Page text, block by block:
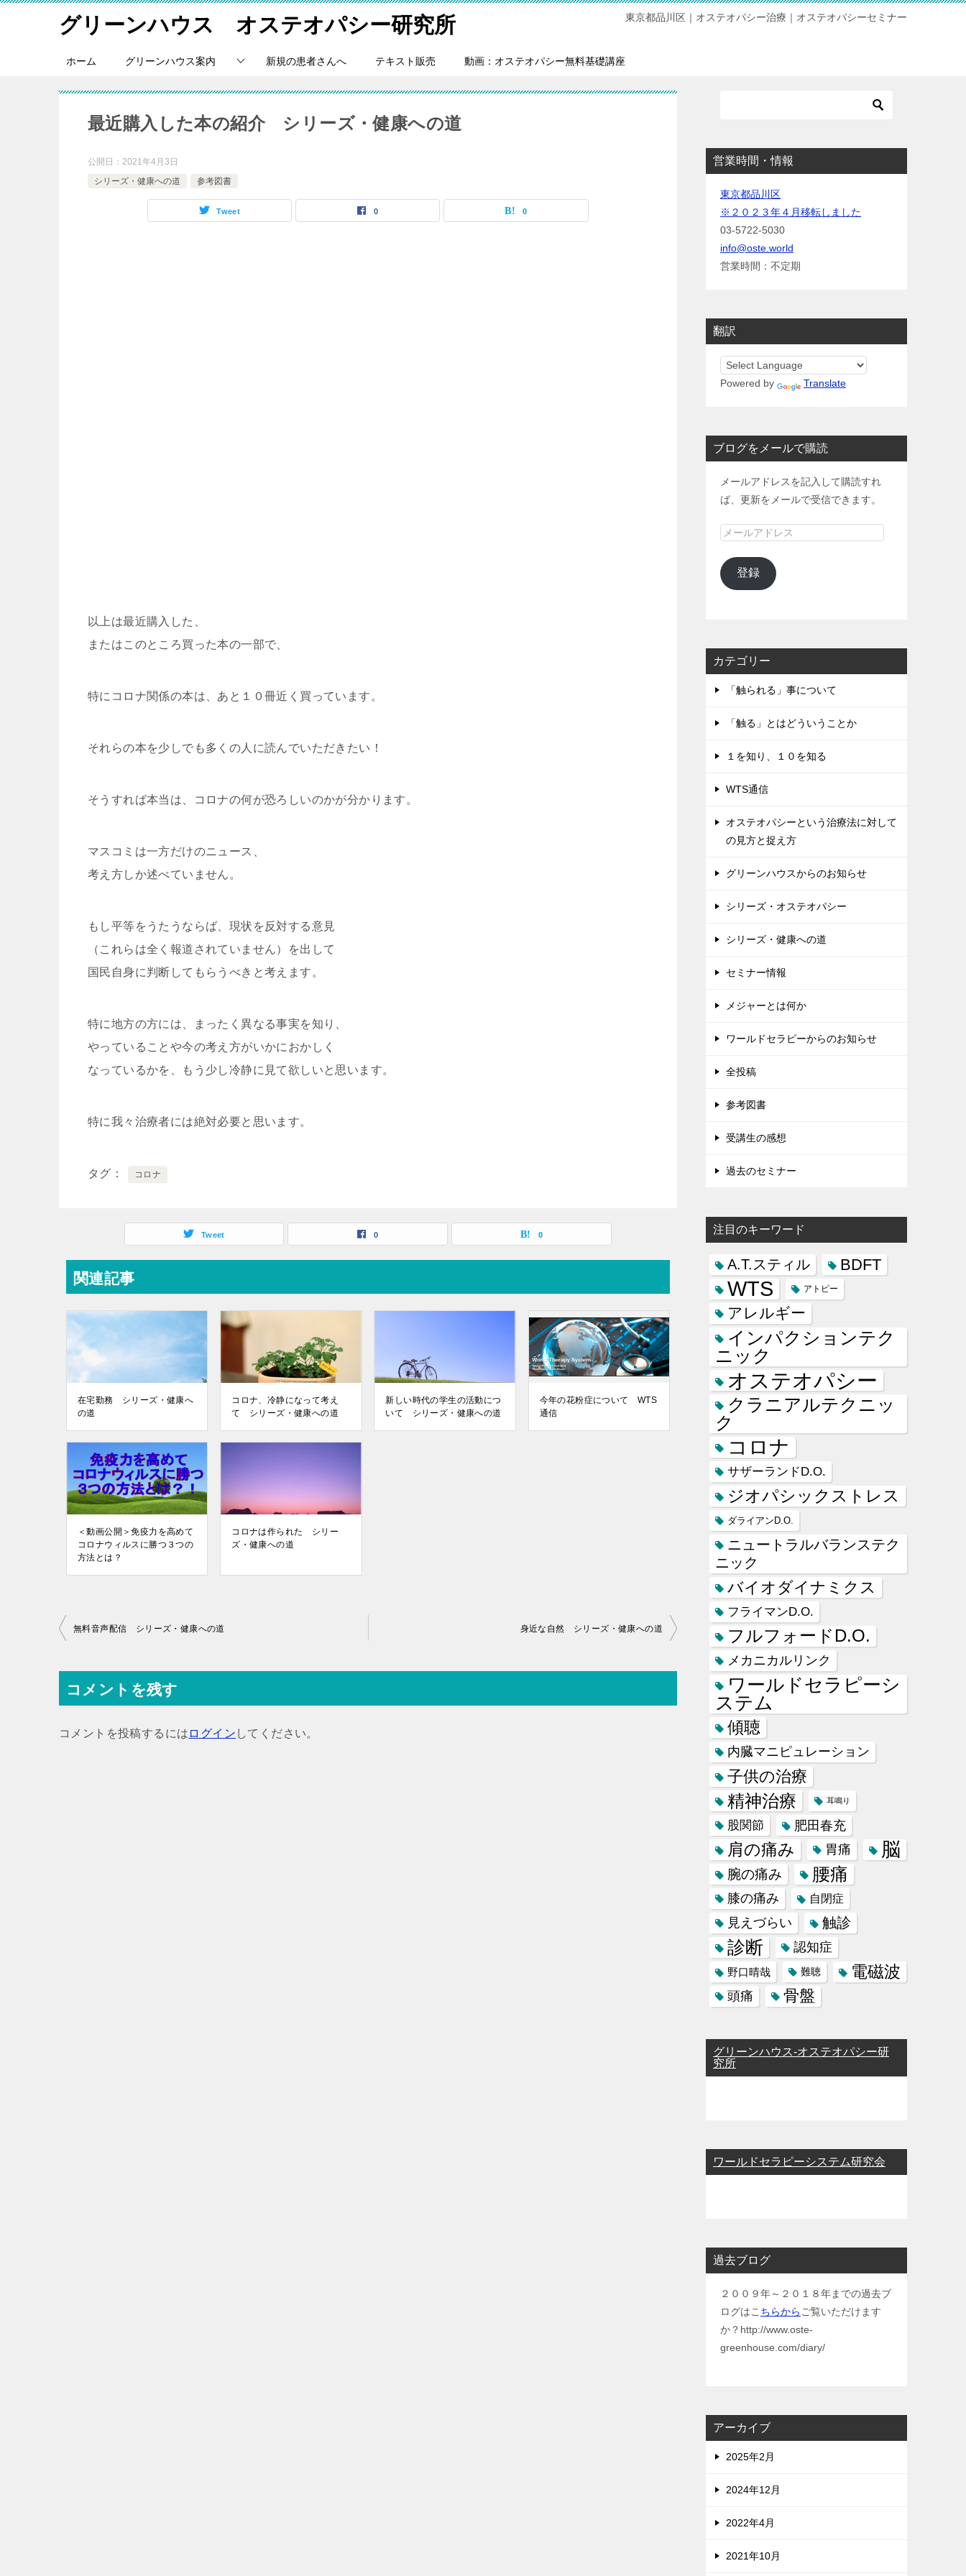
グリーンハウス オステオパシー研究所 東京都品川区｜オステオパシー治療｜オステオパシーセミナー
ホーム グリーンハウス案内 新規の患者さんへ テキスト販売 動画：オステオパシー無料基礎講座
最近購入した本の紹介 シリーズ・健康への道
公開日： 2021年4月3日
シリーズ・健康への道
参考図書
Tweet 0 0
以上は最近購入した、
またはこのところ買った本の一部で、
特にコロナ関係の本は、あと１０冊近く買っています。
それらの本を少しでも多くの人に読んでいただきたい！
そうすれば本当は、コロナの何が恐ろしいのかが分かります。
マスコミは一方だけのニュース、
考え方しか述べていません。
もし平等をうたうならば、現状を反対する意見
（これらは全く報道されていません）を出して
国民自身に判断してもらうべきと考えます。
特に地方の方には、まったく異なる事実を知り、
やっていることや今の考え方がいかにおかしく
なっているかを、もう少し冷静に見て欲しいと思います。
特に我々治療者には絶対必要と思います。
タグ コロナ
Tweet 0 0
関連記事
在宅勤務 シリーズ・健康へ
の道
コロナ、冷静になって考え
て シリーズ・健康への道
新しい時代の学生の活動につ
いて シリーズ・健康への道
今年の花粉症について WTS
通信
＜動画公開＞免疫力を高めて
コロナウィルスに勝つ３つの
方法とは？
コロナは作られた シリー
ズ・健康への道
投
ナ
ビ
ー
無料音声配信 シリーズ・健康への道 身近な自然 シリーズ・健康への道
コメントを残す
コメントを投稿するには ログイン してください。
営業時間・情報
東京都品川区
※２０２３年４月移転しました
03-5722-5030
info@oste.world
営業時間：不定期
翻訳
Powered by Translate
ブログをメールで購読
メールアドレスを記入して購読すれ
ば、更新をメールで受信できます。
メ
ル
ア
登録
カテゴリー
「触られる」事について
「触る」とはどういうことか
１を知り、１０を知る
WTS通信
オステオパシーという治療法に対して
の見方と捉え方
グリーンハウスからのお知らせ
シリーズ・オステオパシー
シリーズ・健康への道
セミナー情報
メジャーとは何か
ワールドセラピーからのお知らせ
全投稿
参考図書
受講生の感想
過去のセミナー
注目のキーワード
A.T.スティル BDFT
WTS アトピー
アレルギー
インパクションテク
ニック
オステオパシー
クラニアルテクニッ
ク
コロナ
サザーランドD.O.
ジオパシックストレス
ダライアンD.O.
ニュートラルバランステク
ニック
バイオダイナミクス
フライマンD.O.
フルフォードD.O.
メカニカルリンク
ワールドセラピーシ
ステム
傾聴
内臓マニピュレーション
子供の治療
精神治療 耳鳴り
股関節 肥田春充
肩の痛み 胃痛 脳
腕の痛み 腰痛
膝の痛み 自閉症
見えづらい 触診
診断 認知症
野口晴哉 難聴 電磁波
頭痛 骨盤
グリーンハウス-オステオパシー研
究所
ワールドセラピーシステム研究会
過去ブログ
２００９年～２０１８年までの過去ブ
ログはこ ちらから ご覧いただけます
か？http://www.oste-
greenhouse.com/diary/
アーカイブ
2025年2月
2024年12月
2022年4月
2021年10月